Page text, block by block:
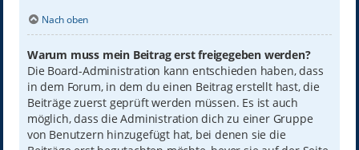
Nach oben
Warum muss mein Beitrag erst freigegeben werden?
Die Board-Administration kann entschieden haben, dass
in dem Forum, in dem du einen Beitrag erstellt hast, die
Beiträge zuerst geprüft werden müssen. Es ist auch
möglich, dass die Administration dich zu einer Gruppe
von Benutzern hinzugefügt hat, bei denen sie die